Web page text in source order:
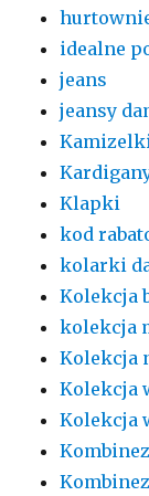
idealne
jeans
jeansy
Klapki
kod
kolarki
Kolekcja
kolekcja
Kolekcja
Kolekcja
Kolekcja